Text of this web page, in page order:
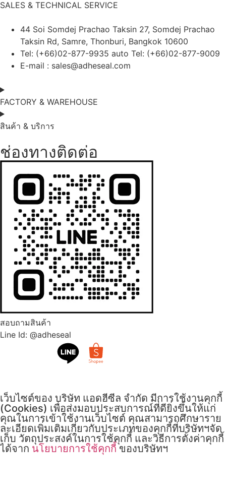
SALES & TECHNICAL SERVICE
44 Soi Somdej Prachao Taksin 27, Somdej Prachao
Taksin Rd, Samre, Thonburi, Bangkok 10600
Tel: (+66)02-877-9935 auto Tel: (+66)02-877-9009
E-mail : sales@adheseal.com
FACTORY & WAREHOUSE
สินค้า & บริการ
ช่องทางติดต่อ
สอบถามสินค้า
Line Id: @adheseal
เว็บไซต์ของ บริษัท แอดฮีซีล จำกัด มีการใช้งานคุกกี้
(Cookies) เพื่อส่งมอบประสบการณ์ที่ดียิ่งขึ้นให้แก่
คุณในการเข้าใช้งานเว็บไซต์ คุณสามารถศึกษาราย
ละเอียดเพิ่มเติมเกี่ยวกับประเภทของคุกกี้ที่บริษัทฯจัด
เก็บ วัตถุประสงค์ในการใช้คุกกี้ และวิธีการตั้งค่าคุกกี้
ได้จาก นโยบายการใช้คุกกี้ ของบริษัทฯ